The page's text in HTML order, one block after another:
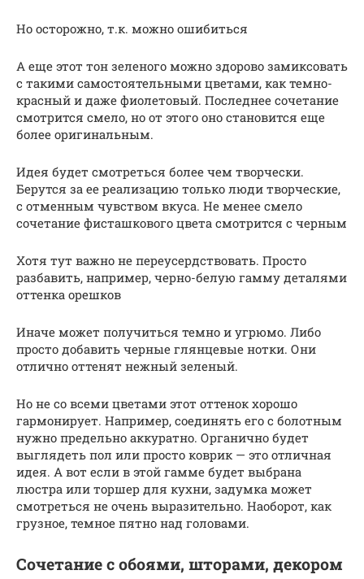
Но осторожно, т.к. можно ошибиться
А еще этот тон зеленого можно здорово замиксовать
с такими самостоятельными цветами, как темно-
красный и даже фиолетовый. Последнее сочетание
смотрится смело, но от этого оно становится еще
более оригинальным.
Идея будет смотреться более чем творчески.
Берутся за ее реализацию только люди творческие,
с отменным чувством вкуса. Не менее смело
сочетание фисташкового цвета смотрится с черным
Хотя тут важно не переусердствовать. Просто
разбавить, например, черно-белую гамму деталями
оттенка орешков
Иначе может получиться темно и угрюмо. Либо
просто добавить черные глянцевые нотки. Они
отлично оттенят нежный зеленый.
Но не со всеми цветами этот оттенок хорошо
гармонирует. Например, соединять его с болотным
нужно предельно аккуратно. Органично будет
выглядеть пол или просто коврик — это отличная
идея. А вот если в этой гамме будет выбрана
люстра или торшер для кухни, задумка может
смотреться не очень выразительно. Наоборот, как
грузное, темное пятно над головами.
Сочетание с обоями, шторами, декором